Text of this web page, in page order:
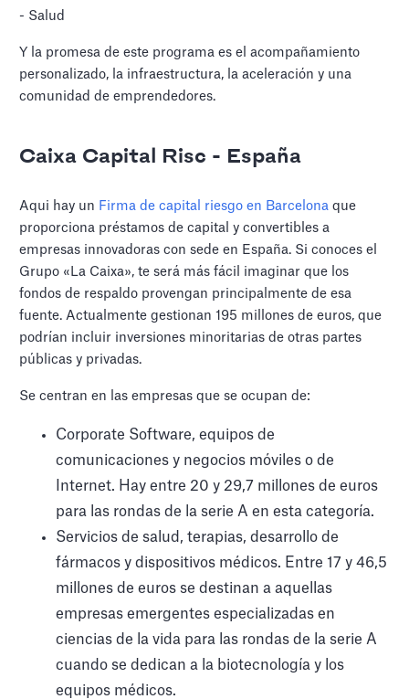
- Salud
Y la promesa de este programa es el acompañamiento
personalizado, la infraestructura, la aceleración y una
comunidad de emprendedores.
Caixa Capital Risc - España
Aqui hay un Firma de capital riesgo en Barcelona que
proporciona préstamos de capital y convertibles a
empresas innovadoras con sede en España. Si conoces el
Grupo «La Caixa», te será más fácil imaginar que los
fondos de respaldo provengan principalmente de esa
fuente. Actualmente gestionan 195 millones de euros, que
podrían incluir inversiones minoritarias de otras partes
públicas y privadas.
Se centran en las empresas que se ocupan de:
Corporate Software, equipos de
comunicaciones y negocios móviles o de
Internet. Hay entre 20 y 29,7 millones de euros
para las rondas de la serie A en esta categoría.
Servicios de salud, terapias, desarrollo de
fármacos y dispositivos médicos. Entre 17 y 46,5
millones de euros se destinan a aquellas
empresas emergentes especializadas en
ciencias de la vida para las rondas de la serie A
cuando se dedican a la biotecnología y los
equipos médicos.